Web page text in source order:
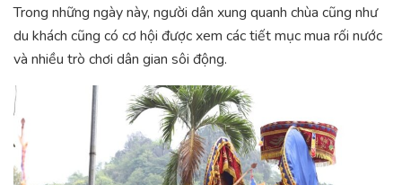
Trong những ngày này, người dân xung quanh chùa cũng như
du khách cũng có cơ hội được xem các tiết mục mua rối nước
và nhiều trò chơi dân gian sôi động.